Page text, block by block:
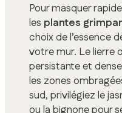
Pour masquer
les plantes
choix de l’essence
votre mur. Le lierre
persistante et
les zones
sud, privilégiez le
ou la bignone pour